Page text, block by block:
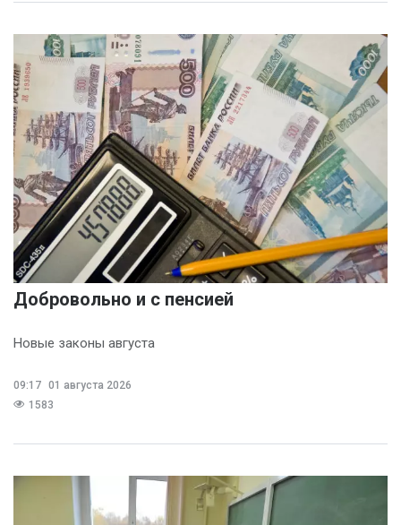
Добровольно и с пенсией
Новые законы августа
09:17 01 августа 2026
1583